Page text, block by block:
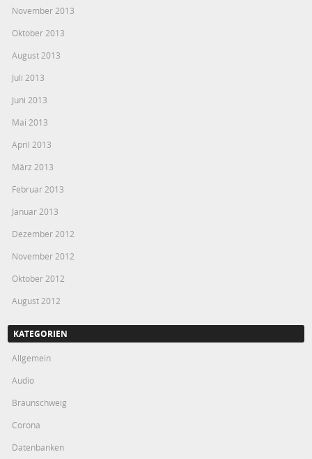
November 2013
Oktober 2013
August 2013
Juli 2013
Juni 2013
Mai 2013
April 2013
März 2013
Februar 2013
Januar 2013
Dezember 2012
November 2012
Oktober 2012
August 2012
KATEGORIEN
Allgemein
Audio
Braunschweig
Corona
Datenbanken